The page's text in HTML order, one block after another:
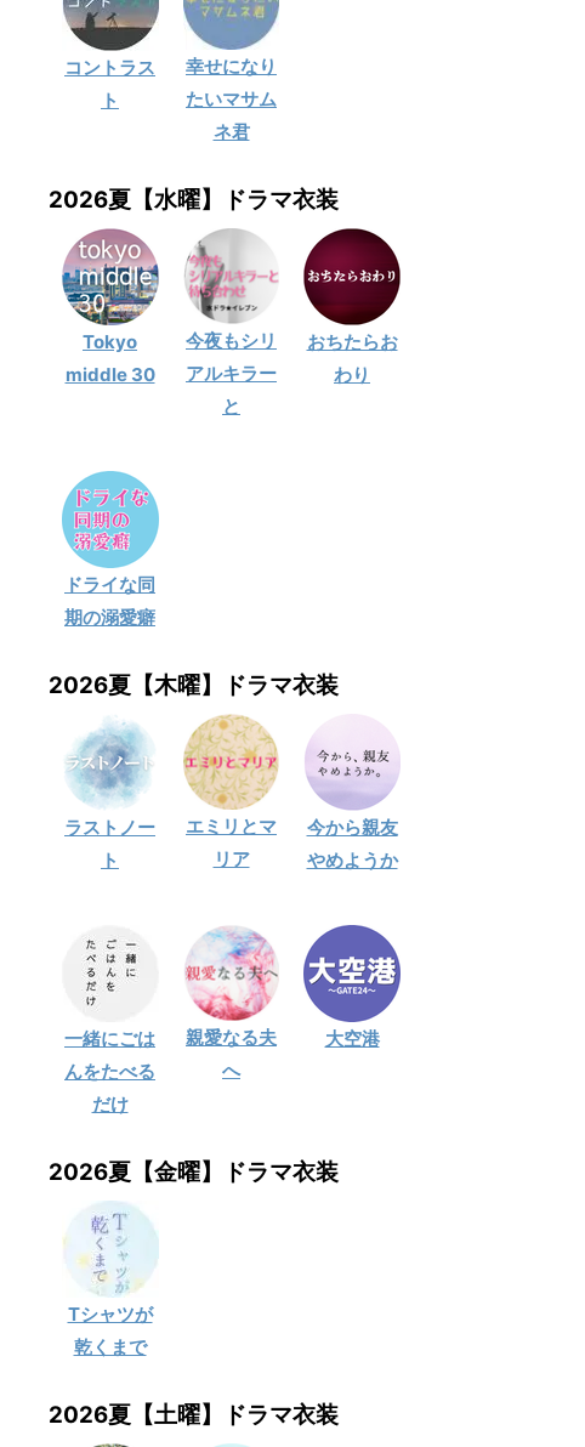
コントラス
ト
幸せになり
たいマサム
ネ君
2026夏【水曜】ドラマ衣装
Tokyo
middle 30
今夜もシリ
アルキラー
と
おちたらお
わり
ドライな同
期の溺愛癖
2026夏【木曜】ドラマ衣装
ラストノー
ト
エミリとマ
リア
今から親友
やめようか
一緒にごは
んをたべる
だけ
親愛なる夫
へ
大空港
2026夏【金曜】ドラマ衣装
Tシャツが
乾くまで
2026夏【土曜】ドラマ衣装